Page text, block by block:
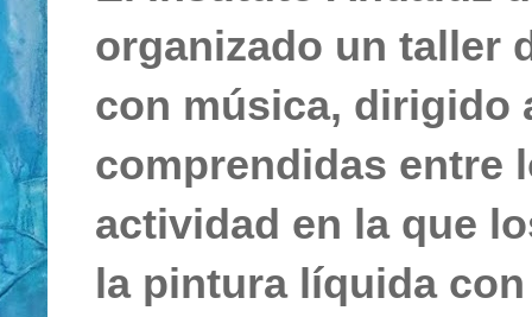
organizado un taller
con música, dirigido
comprendidas entre
actividad en la que
la pintura líquida